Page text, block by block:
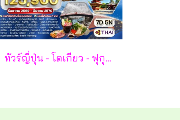
ทัวร์ญี่ปุ่น - โตเกียว - ฟุกุชิมะ - ยามากะตะ - เซนได 7 วัน - TG